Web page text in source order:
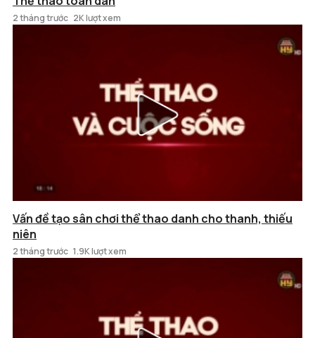
2 tháng trước 2K lượt xem
Vấn đề tạo sân chơi thể thao danh cho thanh, thiếu
niên
2 tháng trước 1.9K lượt xem